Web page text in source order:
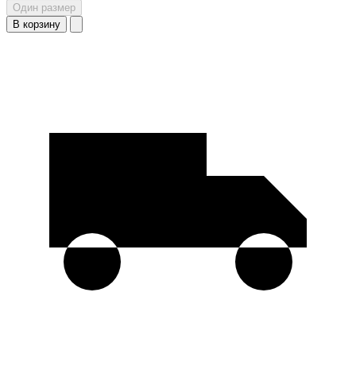
Один размер
В корзину